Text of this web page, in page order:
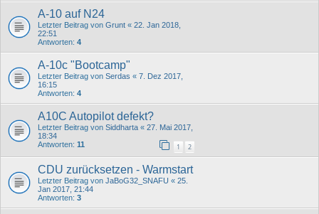
A-10 auf N24
Letzter Beitrag von Grunt « 22. Jan 2018,
22:51
Antworten: 4
A-10c "Bootcamp"
Letzter Beitrag von Serdas « 7. Dez 2017,
16:15
Antworten: 4
A10C Autopilot defekt?
Letzter Beitrag von Siddharta « 27. Mai 2017,
18:34
Antworten: 11 1 2
CDU zurücksetzen - Warmstart
Letzter Beitrag von JaBoG32_SNAFU « 25.
Jan 2017, 21:44
Antworten: 3